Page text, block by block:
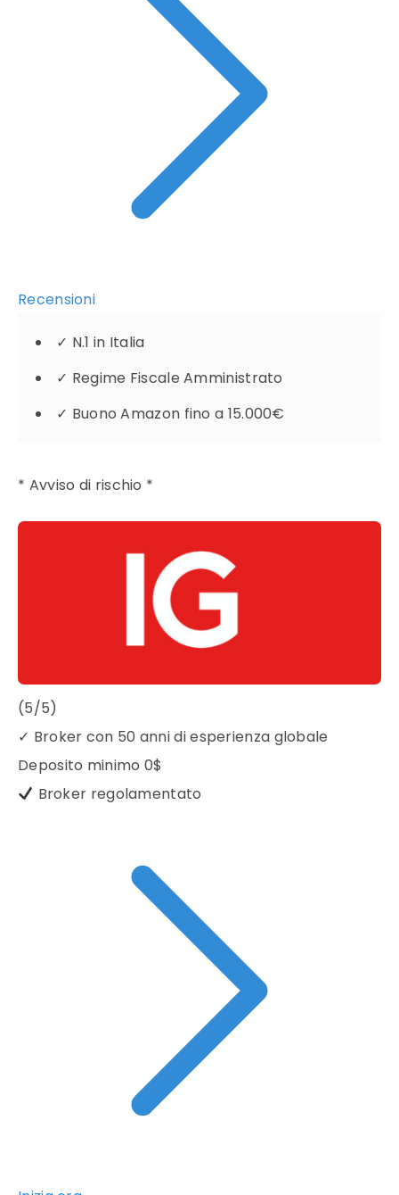
Recensioni
✓ N.1 in Italia
✓ Regime Fiscale Amministrato
✓ Buono Amazon fino a 15.000€
* Avviso di rischio *
(5/5)
✓ Broker con 50 anni di esperienza globale
Deposito minimo 0$
Broker regolamentato